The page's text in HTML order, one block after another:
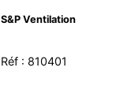
PLUGGIT - MCR50
S&P Ventilation
Réf : 810401